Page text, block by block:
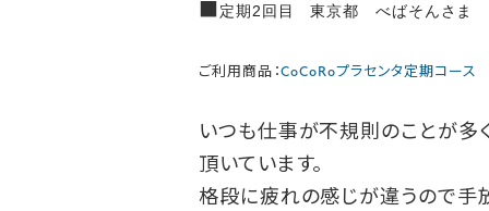
■定期2回目 東京都 べばそんさま
ご利用商品：CoCoRoプラセンタ定期コース
いつも仕事が不規則のことが多
頂いています。
格段に疲れの感じが違うので手